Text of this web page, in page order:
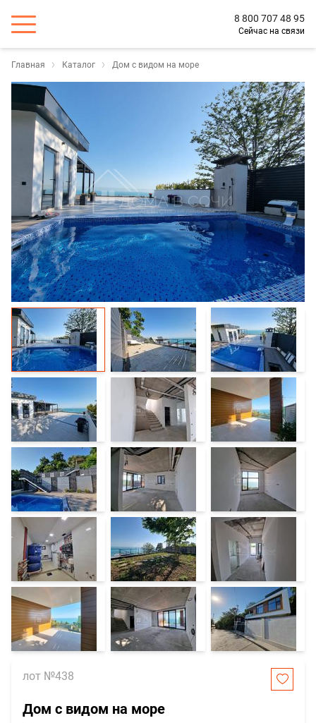
8 800 707 48 95
Сейчас на связи
Главная Каталог Дом с видом на море
лот №438
Дом с видом на море